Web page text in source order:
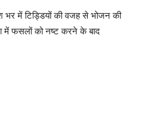
भर में टिड्डियों की वजह से भोजन की
में फसलों को नष्ट करने के बाद